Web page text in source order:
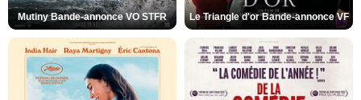
Mutiny Bande-annonce VO STFR Le Triangle d'or Bande-annonce VF